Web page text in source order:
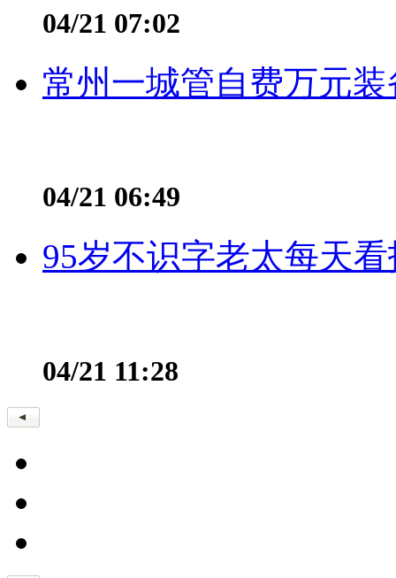
04/21 07:02
常州一城管自费万元
04/21 06:49
95岁不识字老太每天
04/21 11:28